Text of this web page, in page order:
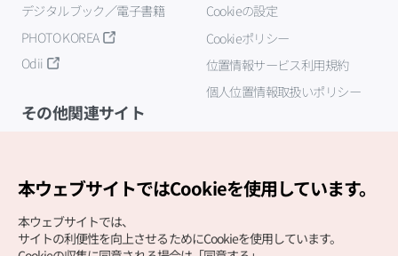
デジタルブック／電子書籍
PHOTO KOREA
Odii
Cookieの設定
Cookieポリシー
位置情報サービス利用規約
個人位置情報取扱いポリシー
その他関連サイト
本ウェブサイトではCookieを使用しています。
本ウェブサイトでは、
サイトの利便性を向上させるためにCookieを使用しています。